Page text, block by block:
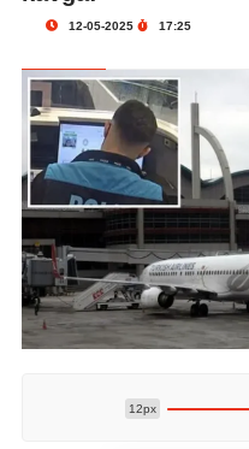
12-05-2025 17:25
12px